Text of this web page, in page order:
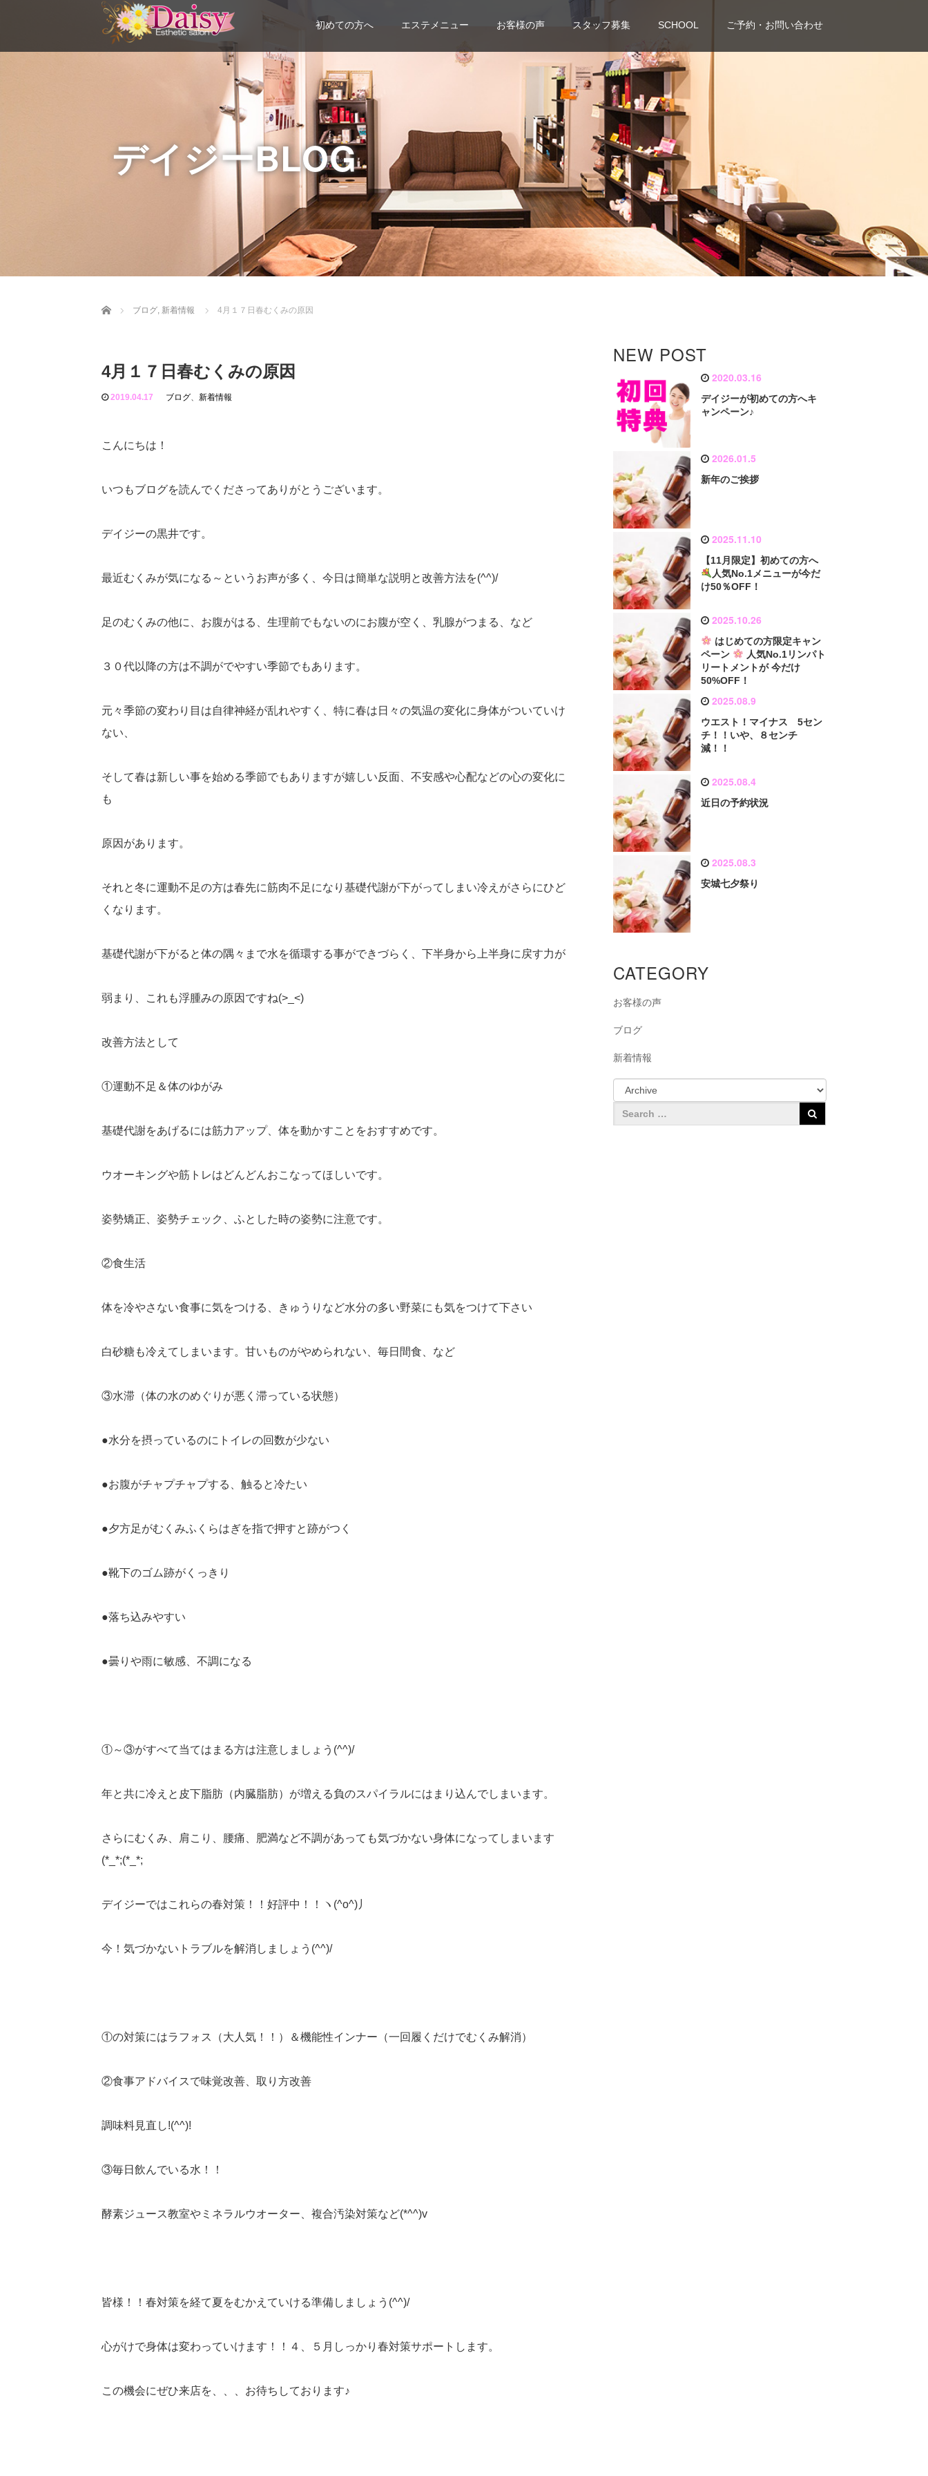
初めての方へ エステメニュー お客様の声 スタッフ募集 SCHOOL ご予約・お問い合わせ
デイジーBLOG
Home ブログ, 新着情報 4月１７日春むくみの原因
4月１７日春むくみの原因
2019.04.17 ブログ、 新着情報
こんにちは！
いつもブログを読んでくださってありがとうございます。
デイジーの黒井です。
最近むくみが気になる～というお声が多く、今日は簡単な説明と改善方法を(^^)/
足のむくみの他に、お腹がはる、生理前でもないのにお腹が空く、乳腺がつまる、など
３０代以降の方は不調がでやすい季節でもあります。
元々季節の変わり目は自律神経が乱れやすく、特に春は日々の気温の変化に身体がついていけ
ない、
そして春は新しい事を始める季節でもありますが嬉しい反面、不安感や心配などの心の変化に
も
原因があります。
それと冬に運動不足の方は春先に筋肉不足になり基礎代謝が下がってしまい冷えがさらにひど
くなります。
基礎代謝が下がると体の隅々まで水を循環する事ができづらく、下半身から上半身に戻す力が
弱まり、これも浮腫みの原因ですね(>_<)
改善方法として
①運動不足＆体のゆがみ
基礎代謝をあげるには筋力アップ、体を動かすことをおすすめです。
ウオーキングや筋トレはどんどんおこなってほしいです。
姿勢矯正、姿勢チェック、ふとした時の姿勢に注意です。
②食生活
体を冷やさない食事に気をつける、きゅうりなど水分の多い野菜にも気をつけて下さい
白砂糖も冷えてしまいます。甘いものがやめられない、毎日間食、など
③水滞（体の水のめぐりが悪く滞っている状態）
●水分を摂っているのにトイレの回数が少ない
●お腹がチャプチャプする、触ると冷たい
●夕方足がむくみふくらはぎを指で押すと跡がつく
●靴下のゴム跡がくっきり
●落ち込みやすい
●曇りや雨に敏感、不調になる
①～③がすべて当てはまる方は注意しましょう(^^)/
年と共に冷えと皮下脂肪（内臓脂肪）が増える負のスパイラルにはまり込んでしまいます。
さらにむくみ、肩こり、腰痛、肥満など不調があっても気づかない身体になってしまいます
(*_*;(*_*;
デイジーではこれらの春対策！！好評中！！ヽ(^o^)丿
今！気づかないトラブルを解消しましょう(^^)/
①の対策にはラフォス（大人気！！）＆機能性インナー（一回履くだけでむくみ解消）
②食事アドバイスで味覚改善、取り方改善
調味料見直し!(^^)!
③毎日飲んでいる水！！
酵素ジュース教室やミネラルウオーター、複合汚染対策など(*^^)v
皆様！！春対策を経て夏をむかえていける準備しましょう(^^)/
心がけで身体は変わっていけます！！４、５月しっかり春対策サポートします。
この機会にぜひ来店を、、、お待ちしております♪
NEW POST
2020.03.16
デイジーが初めての方へキ
ャンペーン♪
2026.01.5
新年のご挨拶
2025.11.10
【11月限定】初めての方へ
人気No.1メニューが今だ
け50％OFF！
2025.10.26
はじめての方限定キャン
ペーン
人気No.1リンパト
リートメントが 今だけ
50%OFF！
2025.08.9
ウエスト！マイナス 5セン
チ！！いや、８センチ
減！！
2025.08.4
近日の予約状況
2025.08.3
安城七夕祭り
CATEGORY
お客様の声
ブログ
新着情報